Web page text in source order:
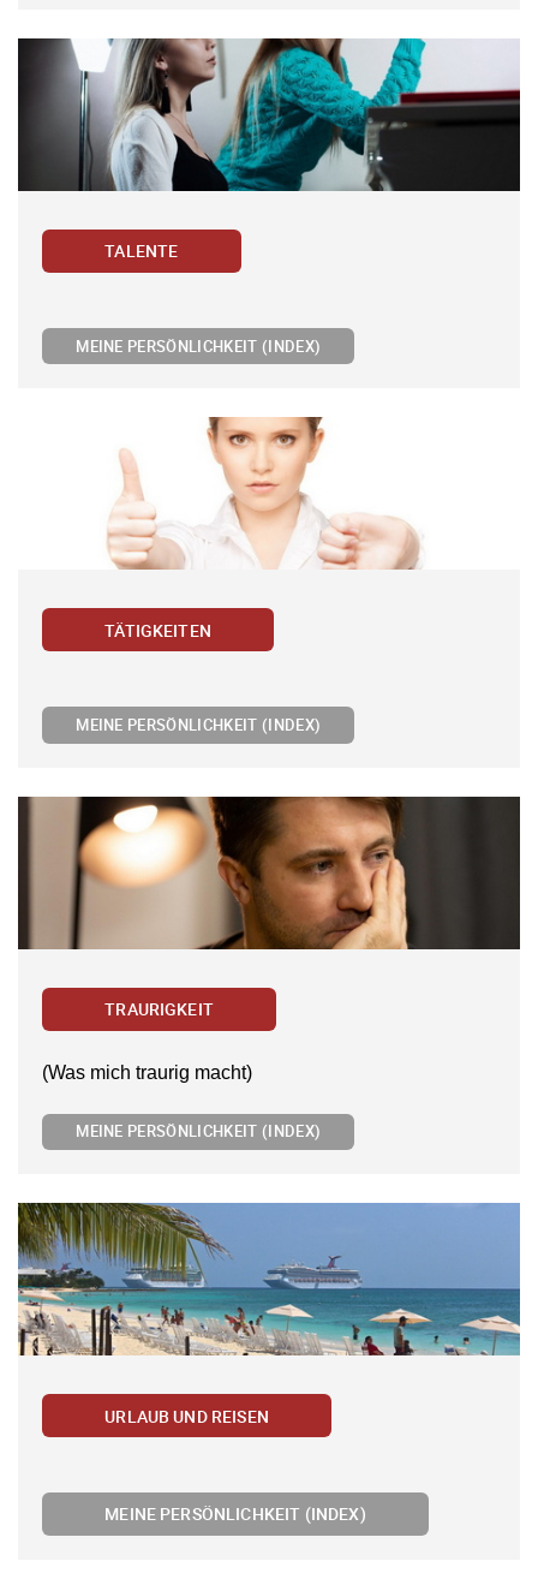
TALENTE
MEINE PERSÖNLICHKEIT (INDEX)
TÄTIGKEITEN
MEINE PERSÖNLICHKEIT (INDEX)
TRAURIGKEIT
(Was mich traurig macht)
MEINE PERSÖNLICHKEIT (INDEX)
URLAUB UND REISEN
MEINE PERSÖNLICHKEIT (INDEX)